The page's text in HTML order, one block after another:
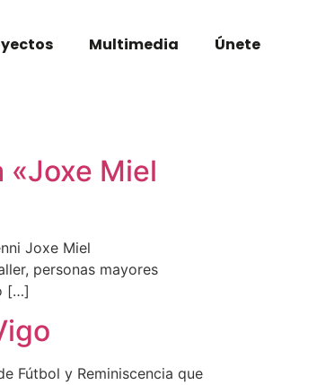
Multimedia Únete
«Joxe Miel
Joxe Miel
personas mayores
[…]
Fútbol y Reminiscencia que